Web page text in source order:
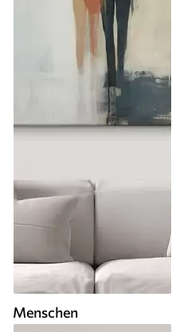
Menschen